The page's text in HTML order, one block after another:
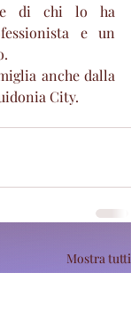
e di chi lo ha
e un
anche dalla
City.
Mostra tutti